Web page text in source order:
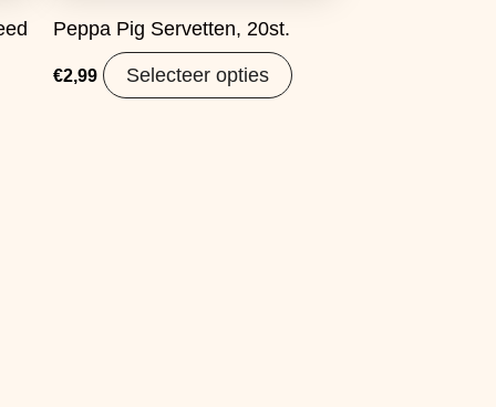
Peppa Pig Servetten, 20st.
€2,99 Selecteer opties